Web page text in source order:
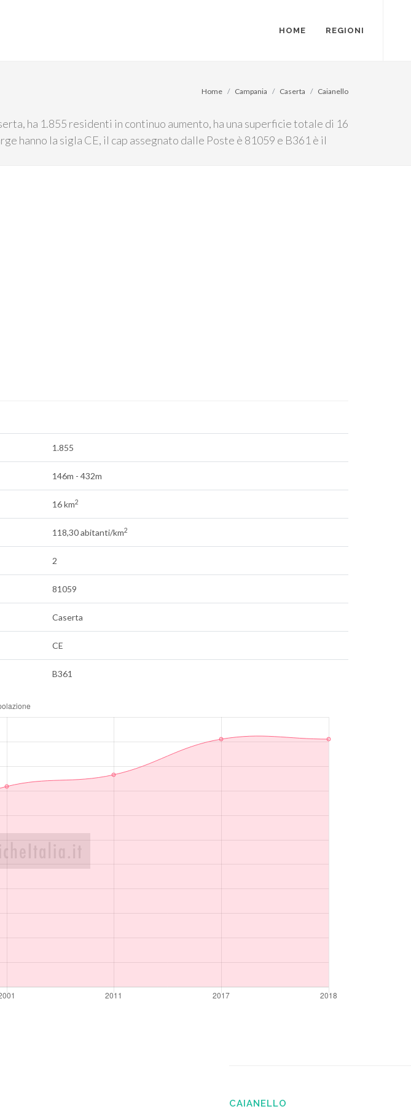
HOME REGIONI
ha 1.855 residenti in continuo aumento, ha una superficie totale di 16
hanno la sigla CE, il cap assegnato dalle Poste è 81059 e B361 è il
Home Campania Caserta Caianello
1.855
146m - 432m
16 km2
118,30 abitanti/km2
2
81059
Caserta
CE
B361
CAIANELLO